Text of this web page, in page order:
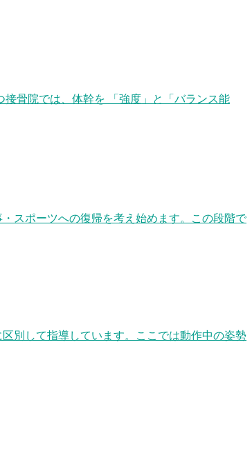
骨院では、体幹を 「強度」と「バランス能
スポーツへの復帰を考え始めます。この段階で
別して指導しています。ここでは動作中の姿勢